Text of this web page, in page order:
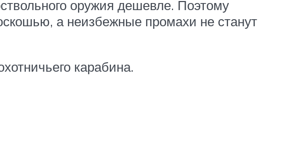
оружия дешевле. Поэтому
а неизбежные промахи не станут
карабина.